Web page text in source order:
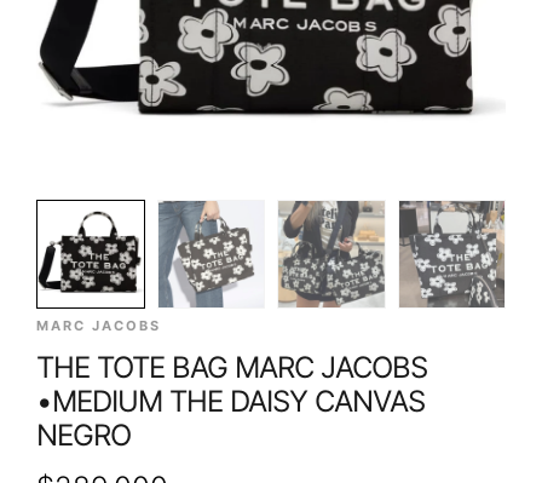
MARC JACOBS
THE TOTE BAG MARC JACOBS
•MEDIUM THE DAISY CANVAS
NEGRO